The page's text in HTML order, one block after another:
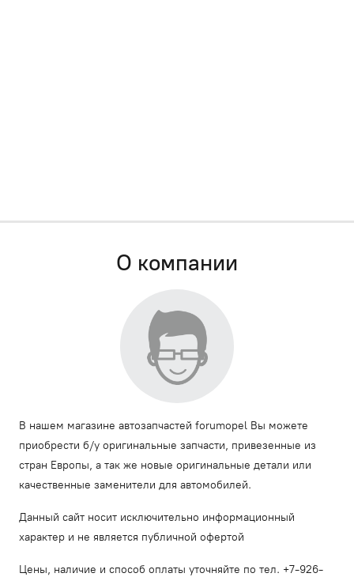
О компании
В нашем магазине автозапчастей forumopel Вы можете
приобрести б/у оригинальные запчасти, привезенные из
стран Европы, а так же новые оригинальные детали или
качественные заменители для автомобилей.
Данный сайт носит исключительно информационный
характер и не является публичной офертой
Цены, наличие и способ оплаты уточняйте по тел. +7-926-